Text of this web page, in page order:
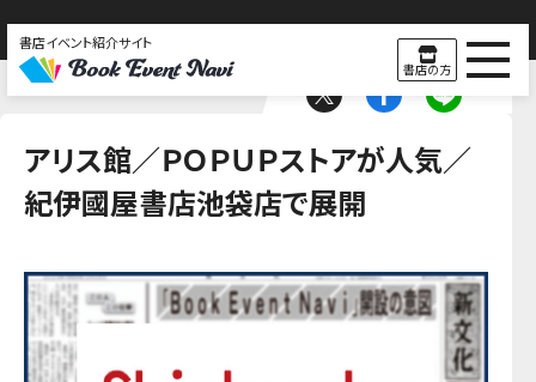
書店イベント紹介サイト
書店の方
アリス館／ＰＯＰＵＰストアが人気／
紀伊國屋書店池袋店で展開